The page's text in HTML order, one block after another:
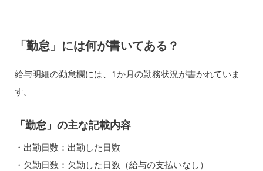
「勤怠」には何が書いてある？
給与明細の勤怠欄には、1か月の勤務状況が書かれていま
す。
「勤怠」の主な記載内容
・出勤日数：出勤した日数
・欠勤日数：欠勤した日数（給与の支払いなし）